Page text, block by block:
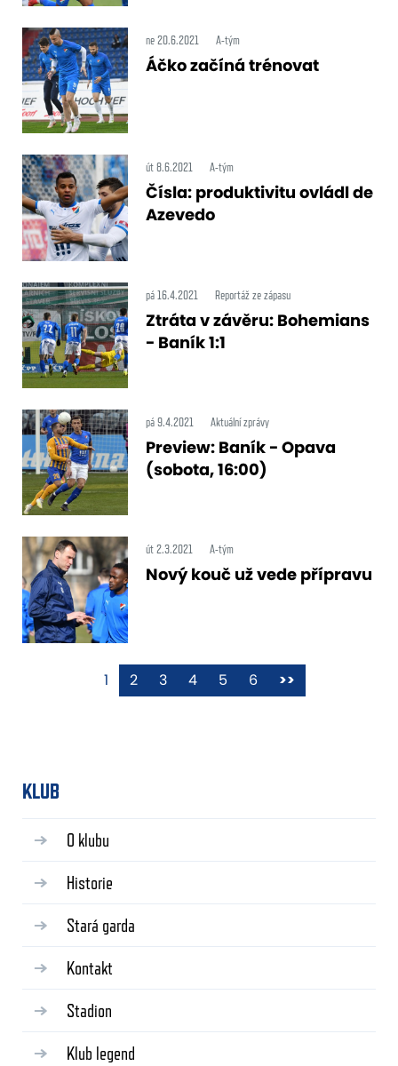
ne 20.6.2021 A-tým
Áčko začíná trénovat
út 8.6.2021 A-tým
Čísla: produktivitu ovládl de
Azevedo
pá 16.4.2021 Reportáž ze zápasu
Ztráta v závěru: Bohemians
- Baník 1:1
pá 9.4.2021 Aktuální zprávy
Preview: Baník - Opava
(sobota, 16:00)
út 2.3.2021 A-tým
Nový kouč už vede přípravu
1 2 3 4 5 6 >>
KLUB
O klubu
Historie
Stará garda
Kontakt
Stadion
Klub legend